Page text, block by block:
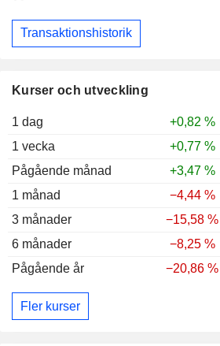
Kurser och utveckling
1 dag
+0,82 %
1 vecka
+0,77 %
Pågående månad
+3,47 %
1 månad
−4,44 %
3 månader
−15,58 %
6 månader
−8,25 %
Pågående år
−20,86 %
Fler kurser
Transaktionshistorik